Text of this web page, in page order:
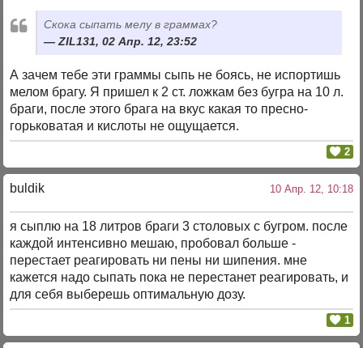
Скока сыпать мелу в граммах?
ZIL131, 02 Апр. 12, 23:52
А зачем тебе эти граммы сыпь не боясь, не испортишь
мелом брагу. Я пришел к 2 ст. ложкам без бугра на 10 л.
браги, после этого брага на вкус какая то пресно-
горьковатая и кислоты не ощущается.
2
buldik 10 Апр. 12, 10:18
я сыплю на 18 литров браги 3 столовых с бугром. после
каждой интенсивно мешаю, пробовал больше -
перестает реагировать ни пены ни шипения. мне
кажется надо сыпать пока не перестанет реагировать, и
для себя выберешь оптимальную дозу.
1